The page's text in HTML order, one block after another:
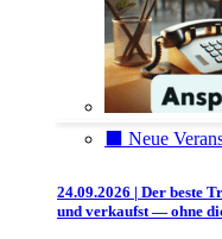
⬛️ Neue
24.09.2026 | Der beste
und verkaufst — ohne